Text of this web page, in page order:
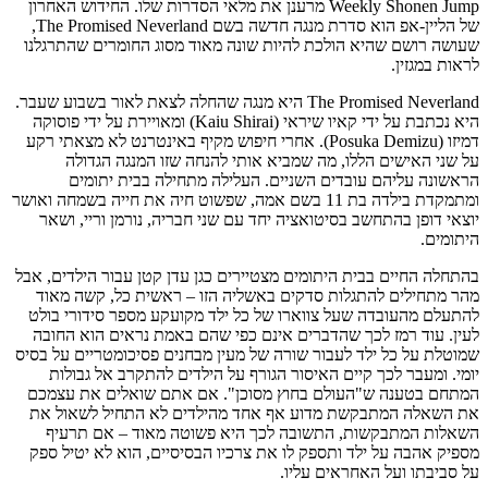
Weekly Shonen Jump מרענן את מלאי הסדרות שלו. החידוש האחרון
של הליין-אפ הוא סדרת מנגה חדשה בשם The Promised Neverland,
שעושה רושם שהיא הולכת להיות שונה מאוד מסוג החומרים שהתרגלנו
לראות במגזין.
The Promised Neverland היא מנגה שהחלה לצאת לאור בשבוע שעבר.
היא נכתבת על ידי קאיו שיראי (Kaiu Shirai) ומאויירת על ידי פוסוקה
דמיזו (Posuka Demizu). אחרי חיפוש מקיף באינטרנט לא מצאתי רקע
על שני האישים הללו, מה שמביא אותי להנחה שזו המנגה הגדולה
הראשונה עליהם עובדים השניים. העלילה מתחילה בבית יתומים
ומתמקדת בילדה בת 11 בשם אמה, שפשוט חיה את חייה בשמחה ואושר
יוצאי דופן בהתחשב בסיטואציה יחד עם שני חבריה, נורמן וריי, ושאר
היתומים.
בהתחלה החיים בבית היתומים מצטיירים כגן עדן קטן עבור הילדים, אבל
מהר מתחילים להתגלות סדקים באשליה הזו – ראשית כל, קשה מאוד
להתעלם מהעובדה שעל צווארו של כל ילד מקועקע מספר סידורי בולט
לעין. עוד רמז לכך שהדברים אינם כפי שהם באמת נראים הוא החובה
שמוטלת על כל ילד לעבור שורה של מעין מבחנים פסיכומטריים על בסיס
יומי. ומעבר לכך קיים האיסור הגורף על הילדים להתקרב אל גבולות
המתחם בטענה ש"העולם בחוץ מסוכן". אם אתם שואלים את עצמכם
את השאלה המתבקשת מדוע אף אחד מהילדים לא התחיל לשאול את
השאלות המתבקשות, התשובה לכך היא פשוטה מאוד – אם תרעיף
מספיק אהבה על ילד ותספק לו את צרכיו הבסיסיים, הוא לא יטיל ספק
על סביבתו ועל האחראים עליו.